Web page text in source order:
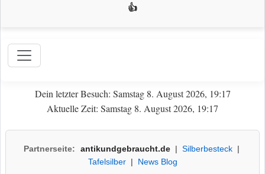
👍
Dein letzter Besuch: Samstag 8. August 2026, 19:17
Aktuelle Zeit: Samstag 8. August 2026, 19:17
Partnerseite: antikundgebraucht.de| Silberbesteck|
Tafelsilber| News Blog